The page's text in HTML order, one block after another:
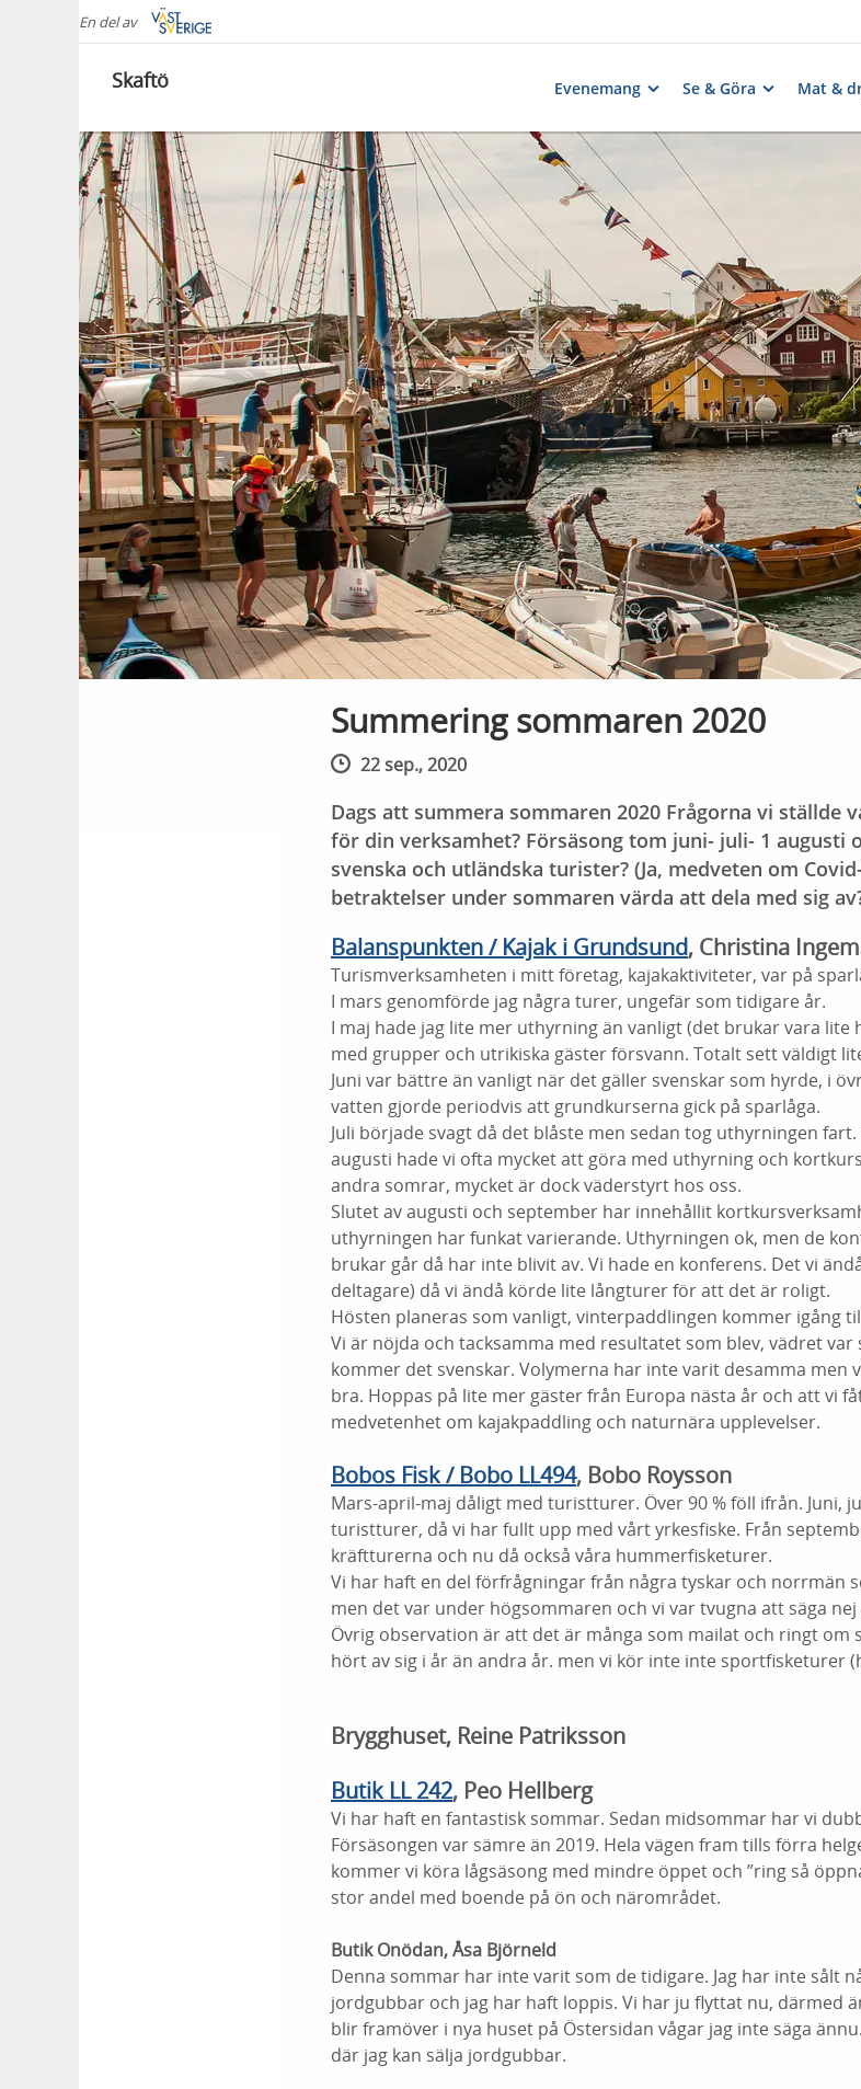
En del av
Skaftö Evenemang Se & Göra Mat &
Summering sommaren 2020
22 sep., 2020
Dags att summera sommaren 2020 Frågorna vi ställde
för din verksamhet? Försäsong tom juni- juli- 1 augusti
svenska och utländska turister? (Ja, medveten om
betraktelser under sommaren värda att dela med sig
Balanspunkten / Kajak i Grundsund, Christina
Turismverksamheten i mitt företag, kajakaktiviteter, var på
I mars genomförde jag några turer, ungefär som tidigare år.
I maj hade jag lite mer uthyrning än vanligt (det brukar vara lite
med grupper och utrikiska gäster försvann. Totalt sett väldigt
Juni var bättre än vanligt när det gäller svenskar som hyrde, i
vatten gjorde periodvis att grundkurserna gick på sparlåga.
Juli började svagt då det blåste men sedan tog uthyrningen
augusti hade vi ofta mycket att göra med uthyrning och
andra somrar, mycket är dock väderstyrt hos oss.
Slutet av augusti och september har innehållit
uthyrningen har funkat varierande. Uthyrningen ok, men de
brukar går då har inte blivit av. Vi hade en konferens. Det vi
deltagare) då vi ändå körde lite långturer för att det är roligt.
Hösten planeras som vanligt, vinterpaddlingen kommer igång
Vi är nöjda och tacksamma med resultatet som blev, vädret
kommer det svenskar. Volymerna har inte varit desamma men
bra. Hoppas på lite mer gäster från Europa nästa år och att vi
medvetenhet om kajakpaddling och naturnära upplevelser.
Bobos Fisk / Bobo LL494, Bobo Roysson
Mars-april-maj dåligt med turistturer. Över 90 % föll ifrån. Juni,
turistturer, då vi har fullt upp med vårt yrkesfiske. Från
kräftturerna och nu då också våra hummerfisketurer.
Vi har haft en del förfrågningar från några tyskar och norrmän
men det var under högsommaren och vi var tvugna att säga nej
Övrig observation är att det är många som mailat och ringt
hört av sig i år än andra år. men vi kör inte inte sportfisketurer
Brygghuset, Reine Patriksson
Butik LL 242, Peo Hellberg
Vi har haft en fantastisk sommar. Sedan midsommar har vi
Försäsongen var sämre än 2019. Hela vägen fram tills förra
kommer vi köra lågsäsong med mindre öppet och ”ring så
stor andel med boende på ön och närområdet.
Butik Onödan, Åsa Björneld
Denna sommar har inte varit som de tidigare. Jag har inte sålt
jordgubbar och jag har haft loppis. Vi har ju flyttat nu, därmed
blir framöver i nya huset på Östersidan vågar jag inte säga
där jag kan sälja jordgubbar.